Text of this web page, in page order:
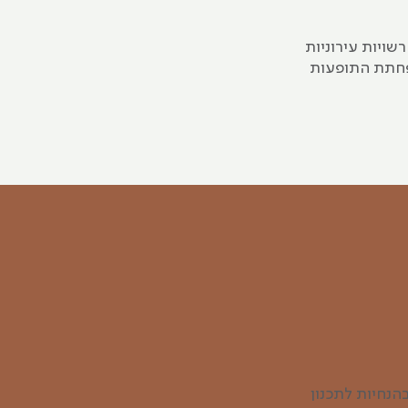
על-ידי רשויות עירוניות
התופעות
כל חלקיו ובהנחיות לתכנון